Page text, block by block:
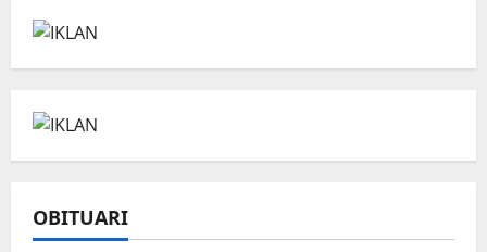
OBITUARI